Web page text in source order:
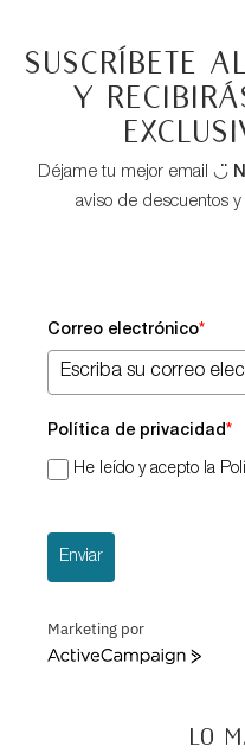
Suscríbete
y
Déjame tu mejor email ◡̈
aviso de descuentos y
Correo electrónico*
Política de privacidad*
He leído y acepto la
Enviar
Marketing por
ActiveCampaign
LO